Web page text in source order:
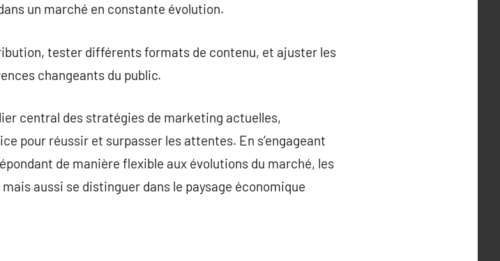
un marché en constante évolution.
tester différents formats de contenu, et ajuster les
changeants du public.
central des stratégies de marketing actuelles,
pour réussir et surpasser les attentes. En s’engageant
de manière flexible aux évolutions du marché, les
aussi se distinguer dans le paysage économique